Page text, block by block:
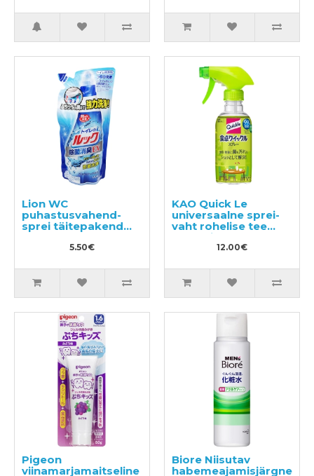
430ml
Lion WC
puhastusvahend-
sprei täitepakend
5.50€
KAO Quick Le
universaalne sprei-
vaht rohelise tee
aroomiga 300ml
12.00€
Pigeon
viinamarjamaitseline
Biore Niisutav
habemeajamisjärgne